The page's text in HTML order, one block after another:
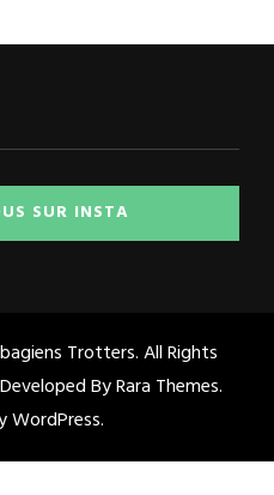
SUR INSTA
Trotters. All Rights
ByRara Themes.
WordPress.